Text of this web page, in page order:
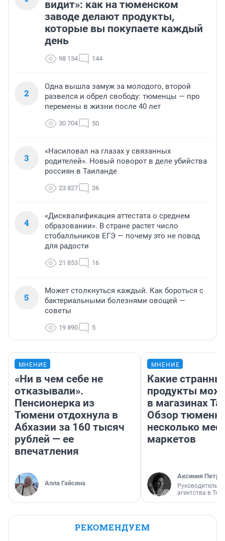
видит»: как на тюменском
заводе делают продукты,
которые вы покупаете каждый
день
98 134 144
2
Одна вышла замуж за молодого, второй
развелся и обрел свободу: тюменцы — про
перемены в жизни после 40 лет
30 704 50
3
«Насиловал на глазах у связанных
родителей». Новый поворот в деле убийства
россиян в Таиланде
23 827 36
4
«Дисквалификация аттестата о среднем
образовании». В стране растет число
стобалльников ЕГЭ — почему это не повод
для радости
21 853 16
5
Может столкнуться каждый. Как бороться с
бактериальными болезнями овощей —
советы
19 890 5
МНЕНИЕ
«Ни в чем себе не
отказывали».
Пенсионерка из
Тюмени отдохнула в
Абхазии за 160 тысяч
рублей — ее
впечатления
Алла Гайсина
МНЕНИЕ
Какие
продукты
в магазинах
Обзор
несколько
маркетов
Аксиния
Руководитель
агентства в
РЕКОМЕНДУЕМ